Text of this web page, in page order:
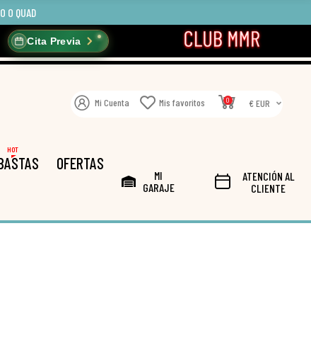
O QUAD
Cita Previa
Mi Cuenta Mis favoritos 0 € EUR
HOT
OFERTAS
MI
GARAJE
ATENCIÓN AL
CLIENTE